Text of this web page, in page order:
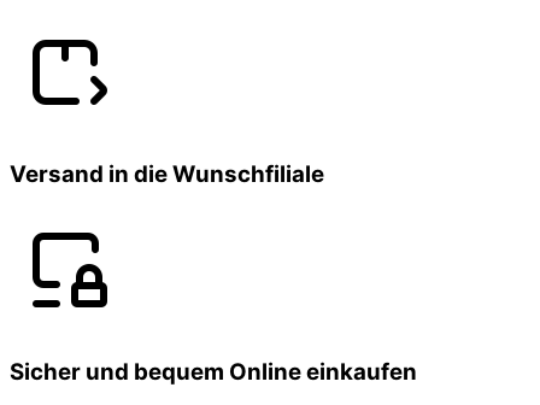
Versand in die Wunschfiliale
Sicher und bequem Online einkaufen